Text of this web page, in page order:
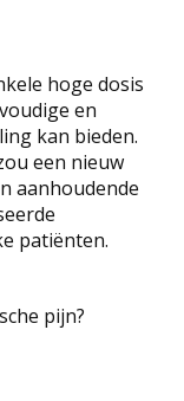
hoge dosis
en
kan bieden.
een nieuw
aanhoudende
patiënten.
pijn?